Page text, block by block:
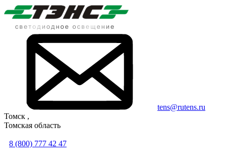
tens@rutens.ru
Томск ,
Томская область
8 (800) 777 42 47